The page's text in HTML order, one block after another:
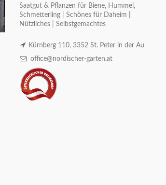
Saatgut & Pflanzen für Biene, Hummel,
Schmetterling | Schönes für Daheim |
Nützliches | Selbstgemachtes
Kürnberg 110, 3352 St. Peter in der Au
office@nordischer-garten.at